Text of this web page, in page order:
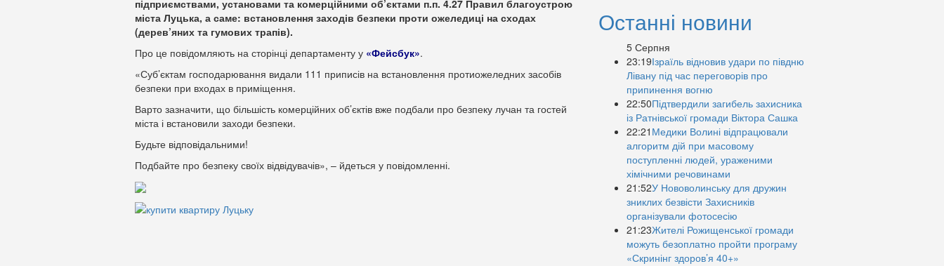
підприємствами, установами та комерційними об’єктами п.п. 4.27 Правил благоустрою
міста Луцька, а саме: встановлення заходів безпеки проти ожеледиці на сходах
(дерев’яних та гумових трапів).
Про це повідомляють на сторінці департаменту у «Фейсбук».
«Суб’єктам господарювання видали 111 приписів на встановлення протиожеледних засобів
безпеки при входах в приміщення.
Варто зазначити, що більшість комерційних об’єктів вже подбали про безпеку лучан та гостей
міста і встановили заходи безпеки.
Будьте відповідальними!
Подбайте про безпеку своїх відвідувачів», – йдеться у повідомленні.
Останні новини
5 Серпня
23:19Ізраїль відновив удари по півдню
Лівану під час переговорів про
припинення вогню
22:50Підтвердили загибель захисника
із Ратнівської громади Віктора Сашка
22:21 Медики Волині відпрацювали
алгоритм дій при масовому
поступленні людей, ураженими
хімічними речовинами
21:52У Нововолинську для дружин
зниклих безвісти Захисників
організували фотосесію
21:23Жителі Рожищенської громади
можуть безоплатно пройти програму
«Скринінг здоров’я 40+»